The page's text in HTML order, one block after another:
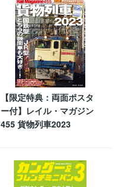
【限定特典：両面ポスタ
ー付】レイル・マガジン
455 貨物列車2023